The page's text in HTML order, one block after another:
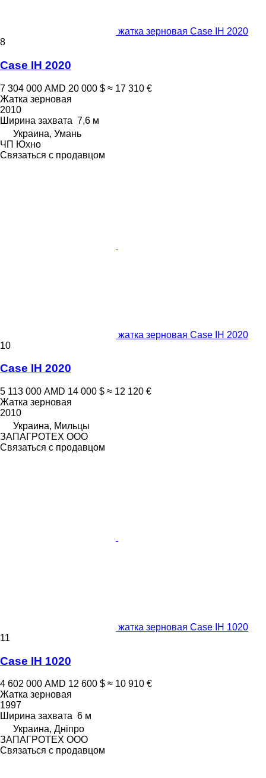
жатка зерновая Case IH 2020
8
Case IH 2020
7 304 000 AMD 20 000 $ ≈ 17 310 €
Жатка зерновая
2010
Ширина захвата 7,6 м
Украина, Умань
ЧП Юхно
Связаться с продавцом
жатка зерновая Case IH 2020
10
Case IH 2020
5 113 000 AMD 14 000 $ ≈ 12 120 €
Жатка зерновая
2010
Украина, Мильцы
ЗАПАГРОТЕХ ООО
Связаться с продавцом
жатка зерновая Case IH 1020
11
Case IH 1020
4 602 000 AMD 12 600 $ ≈ 10 910 €
Жатка зерновая
1997
Ширина захвата 6 м
Украина, Дніпро
ЗАПАГРОТЕХ ООО
Связаться с продавцом